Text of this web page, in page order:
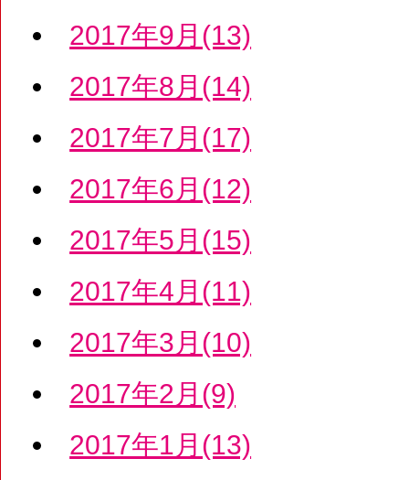
2017年9月(13)
2017年8月(14)
2017年7月(17)
2017年6月(12)
2017年5月(15)
2017年4月(11)
2017年3月(10)
2017年2月(9)
2017年1月(13)